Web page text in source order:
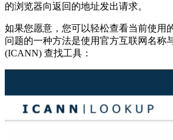
的浏览器向返回的地址发出请求。
如果您愿意，您可以轻松查看当前使用
问题的一种方法是使用官方互联网名称
(ICANN) 查找工具：